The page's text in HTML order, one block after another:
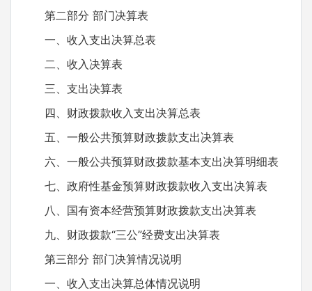
第二部分 部门决算表
一、收入支出决算总表
二、收入决算表
三、支出决算表
四、财政拨款收入支出决算总表
五、一般公共预算财政拨款支出决算表
六、一般公共预算财政拨款基本支出决算明细表
七、政府性基金预算财政拨款收入支出决算表
八、国有资本经营预算财政拨款支出决算表
九、财政拨款“三公”经费支出决算表
第三部分 部门决算情况说明
一、收入支出决算总体情况说明